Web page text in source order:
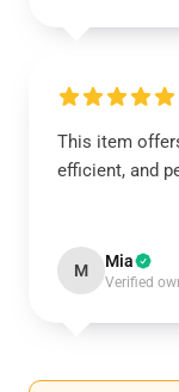
This item
efficient, and
M Mia
Verified